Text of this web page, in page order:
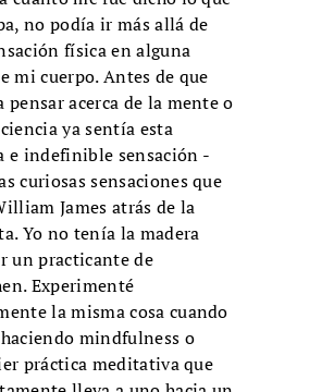
no podía ir más allá de
física en alguna
mi cuerpo. Antes de que
pensar acerca de la mente o
ya sentía esta
e indefinible sensación -
curiosas sensaciones que
James atrás de la
Yo no tenía la madera
un practicante de
Experimenté
la misma cosa cuando
mindfulness o
práctica meditativa que